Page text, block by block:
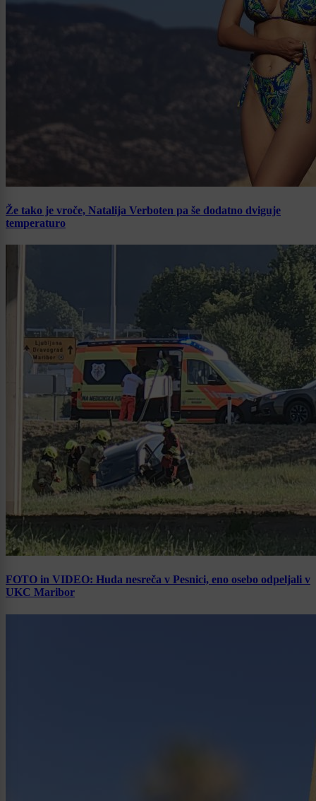
Že tako je vroče, Natalija Verboten pa še dodatno dviguje
temperaturo
FOTO in VIDEO: Huda nesreča v Pesnici, eno osebo odpeljali v
UKC Maribor